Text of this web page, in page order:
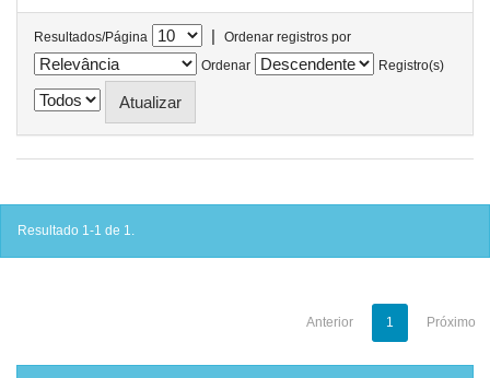
Resultados/Página |
Ordenar registros por
Ordenar
Registro(s)
Resultado 1-1 de 1.
Anterior 1 Próximo